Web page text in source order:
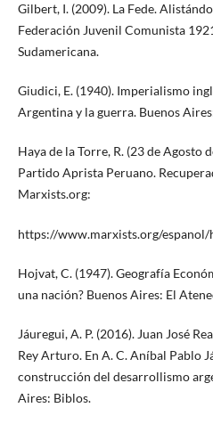
Gilbert, I. (2009). La Fede.
Federación Juvenil Comunista
Sudamericana.
Giudici, E. (1940). Imperialismo
Argentina y la guerra. Buenos
Haya de la Torre, R. (23 de Agosto
Partido Aprista Peruano.
Marxists.org:
https://www.marxists.org/
Hojvat, C. (1947). Geografía
una nación? Buenos Aires: El
Jáuregui, A. P. (2016). Juan José
Rey Arturo. En A. C. Aníbal Pablo
construcción del desarrollismo
Aires: Biblos.